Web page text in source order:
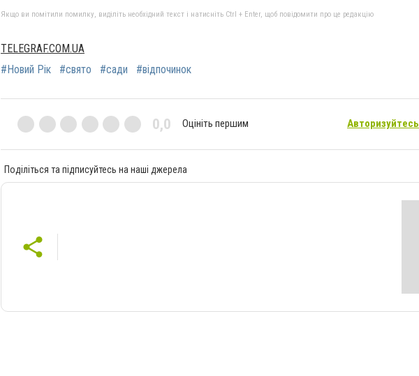
Якщо ви помітили помилку, виділіть необхідний текст і натисніть Ctrl + Enter, щоб повідомити про це редакцію
TELEGRAF.COM.UA
#Новий Рік
#свято #сади #відпочинок
0,0 Оцініть першим Авторизуйтесь
Поділіться та підписуйтесь на наші джерела